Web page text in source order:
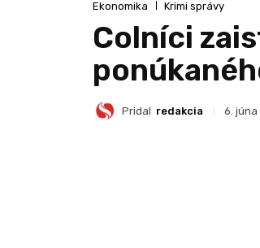
Ekonomika Krimi správy
Colníci
Pridal redakcia 6. júna